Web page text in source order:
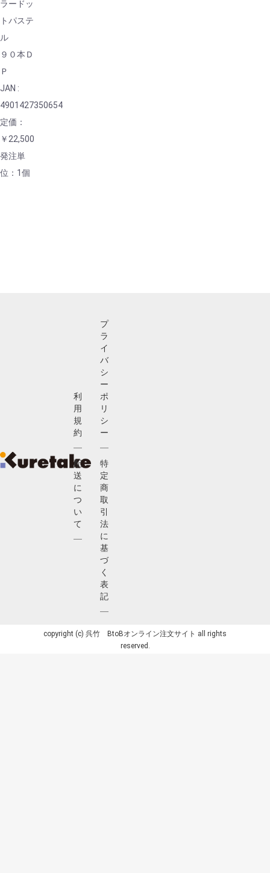
ラードッ
トパステ
ル
９０本Ｄ
Ｐ
JAN :
4901427350654
定価：
￥22,500
発注単
位：1個
利
用
規
約
配
送
に
つ
い
て
プ
ラ
イ
バ
シ
ー
ポ
リ
シ
ー
特
定
商
取
引
法
に
基
づ
く
表
記
copyright (c) 呉竹 BtoBオンライン注文サイト all rights
reserved.